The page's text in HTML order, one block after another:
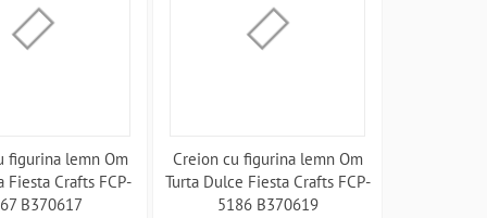
figurina lemn Om
Fiesta Crafts FCP-
B370617
Creion cu figurina lemn Om
Turta Dulce Fiesta Crafts FCP-
5186 B370619